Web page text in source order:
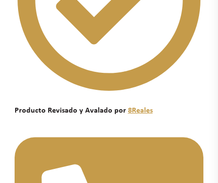
Producto Revisado y Avalado por 8Reales